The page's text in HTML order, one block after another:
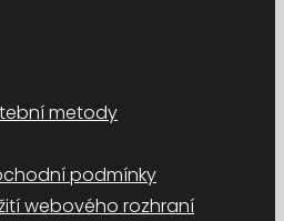
metody
podmínky
webového rozhraní